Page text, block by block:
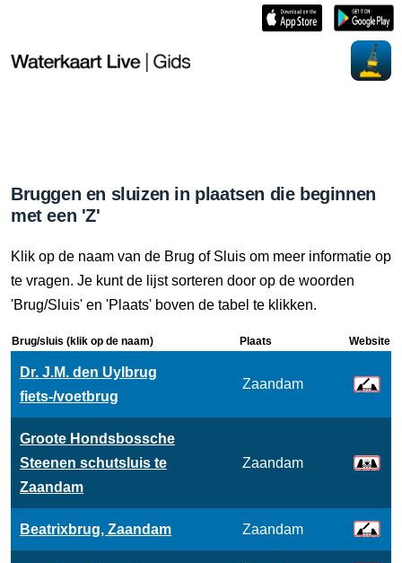
Bruggen en sluizen in plaatsen die beginnen
met een 'Z'
Klik op de naam van de Brug of Sluis om meer informatie op
te vragen. Je kunt de lijst sorteren door op de woorden
'Brug/Sluis' en 'Plaats' boven de tabel te klikken.
Brug/sluis (klik op de naam) Plaats Website
Dr. J.M. den Uylbrug
fiets-/voetbrug
Zaandam
Groote Hondsbossche
Steenen schutsluis te
Zaandam
Zaandam
Beatrixbrug, Zaandam Zaandam